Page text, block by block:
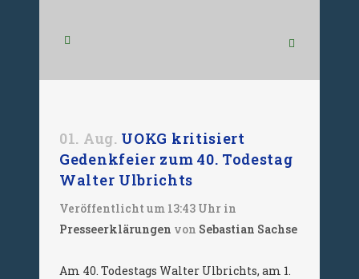
01. Aug. UOKG kritisiert
Gedenkfeier zum 40. Todestag
Walter Ulbrichts
Veröffentlicht um 13:43 Uhr in
Presseerklärungen von Sebastian Sachse
Am 40. Todestags Walter Ulbrichts, am 1.